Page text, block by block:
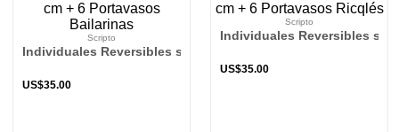
Scripto
Individuales Reversibles set de 6 rectangular 41*27 cm + 6
US$35.00
Scripto
Individuales Reversibles set
US$35.00